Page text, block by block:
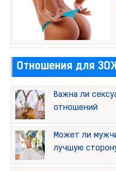
Отношения для
Важна ли
отношений
Может ли
лучшую